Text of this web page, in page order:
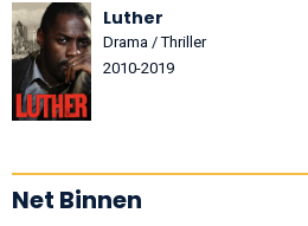
Luther
Drama / Thriller
2010-2019
Net Binnen